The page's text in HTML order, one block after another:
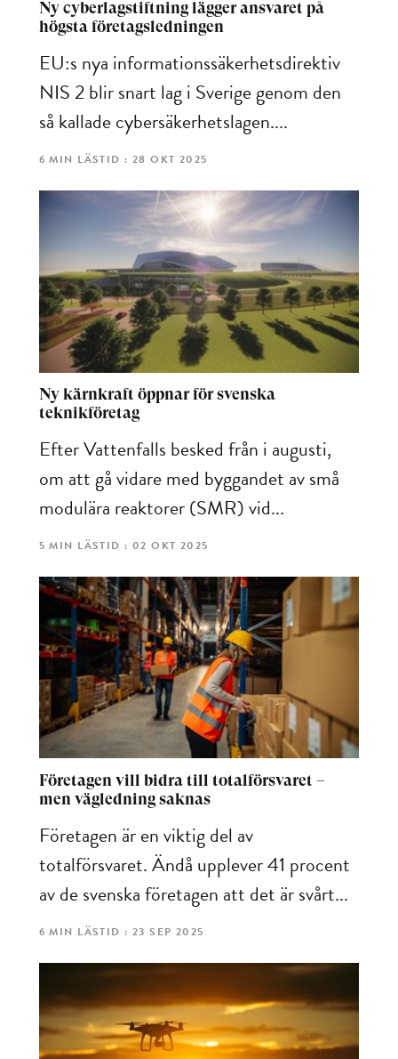
Ny cyberlagstiftning lägger ansvaret på
högsta företagsledningen
EU:s nya informationssäkerhetsdirektiv
NIS 2 blir snart lag i Sverige genom den
så kallade cybersäkerhetslagen....
6 MIN LÄSTID : 28 OKT 2025
Ny kärnkraft öppnar för svenska
teknikföretag
Efter Vattenfalls besked från i augusti,
om att gå vidare med byggandet av små
modulära reaktorer (SMR) vid...
5 MIN LÄSTID : 02 OKT 2025
Företagen vill bidra till totalförsvaret –
men vägledning saknas
Företagen är en viktig del av
totalförsvaret. Ändå upplever 41 procent
av de svenska företagen att det är svårt...
6 MIN LÄSTID : 23 SEP 2025